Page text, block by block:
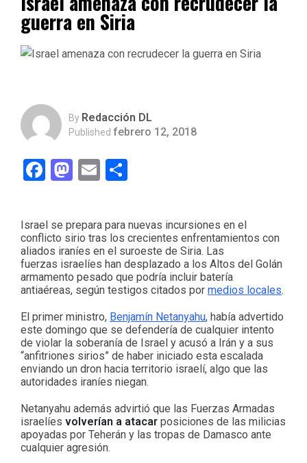
guerra en Siria
By Redacción DL
Published febrero 12, 2018
Facebook
Mastodon
Email
Israel se prepara para nuevas incursiones en el
conflicto sirio tras los crecientes enfrentamientos con
aliados iraníes en el suroeste de Siria. Las
fuerzas israelíes han desplazado a los Altos del Golán
armamento pesado que podría incluir batería
antiaéreas, según testigos citados por medios locales.
El primer ministro, Benjamín Netanyahu, había advertido
este domingo que se defendería de cualquier intento
de violar la soberanía de Israel y acusó a Irán y a sus
“anfitriones sirios” de haber iniciado esta escalada
enviando un dron hacia territorio israelí, algo que las
autoridades iraníes niegan.
Netanyahu además advirtió que las Fuerzas Armadas
israelíes volverían a atacar posiciones de las milicias
apoyadas por Teherán y las tropas de Damasco ante
cualquier agresión.